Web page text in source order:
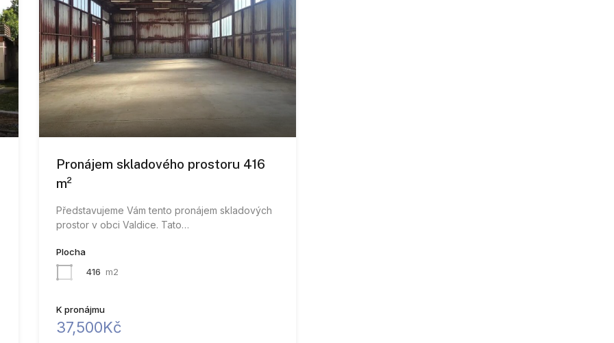
Pronájem skladového prostoru 416
m²
Představujeme Vám tento pronájem skladových
prostor v obci Valdice. Tato…
Plocha
416 m2
K pronájmu
37,500Kč